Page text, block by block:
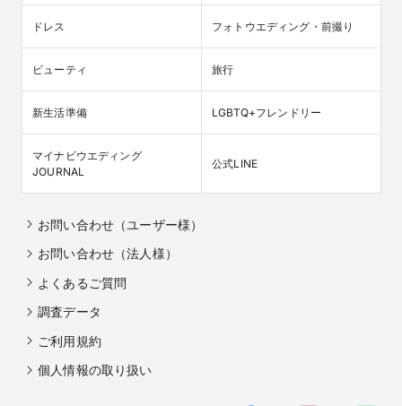
ドレス フォトウエディング・前撮り
ビューティ 旅行
新生活準備 LGBTQ+フレンドリー
マイナビウエディング
JOURNAL
公式LINE
お問い合わせ（ユーザー様）
お問い合わせ（法人様）
よくあるご質問
調査データ
ご利用規約
個人情報の取り扱い